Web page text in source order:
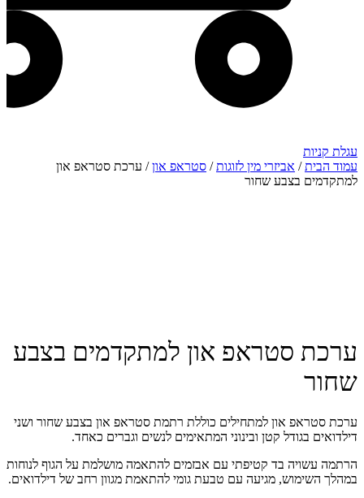
עגלת קניות
עמוד הבית/ אביזרי מין לזוגות/ סטראפ און/ ערכת סטראפ און
למתקדמים בצבע שחור
ערכת סטראפ און למתקדמים בצבע
שחור
ערכת סטראפ און למתחילים כוללת רתמת סטראפ און בצבע שחור ושני
דילדואים בגודל קטן ובינוני המתאימים לנשים וגברים כאחד.
הרתמה עשויה בד קטיפתי עם אבזמים להתאמה מושלמת על הגוף לנוחות
במהלך השימוש, מגיעה עם טבעת גומי להתאמת מגוון רחב של דילדואים.